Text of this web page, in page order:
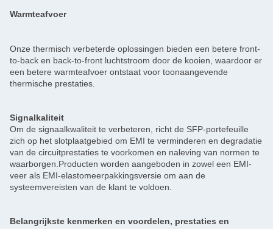
Warmteafvoer
Onze thermisch verbeterde oplossingen bieden een betere front-
to-back en back-to-front luchtstroom door de kooien, waardoor er
een betere warmteafvoer ontstaat voor toonaangevende
thermische prestaties.
Signalkaliteit
Om de signaalkwaliteit te verbeteren, richt de SFP-portefeuille
zich op het slotplaatgebied om EMI te verminderen en degradatie
van de circuitprestaties te voorkomen en naleving van normen te
waarborgen.Producten worden aangeboden in zowel een EMI-
veer als EMI-elastomeerpakkingsversie om aan de
systeemvereisten van de klant te voldoen.
Belangrijkste kenmerken en voordelen, prestaties en